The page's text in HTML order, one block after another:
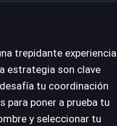
trepidante experiencia
estrategia son clave
tu coordinación
para poner a prueba tu
y seleccionar tu